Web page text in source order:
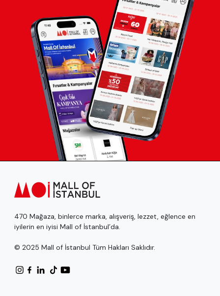
470 Mağaza, binlerce marka, alışveriş, lezzet, eğlence en
iyilerin en iyisi Mall of İstanbul’da.
© 2025 Mall of İstanbul Tüm Hakları Saklıdır.